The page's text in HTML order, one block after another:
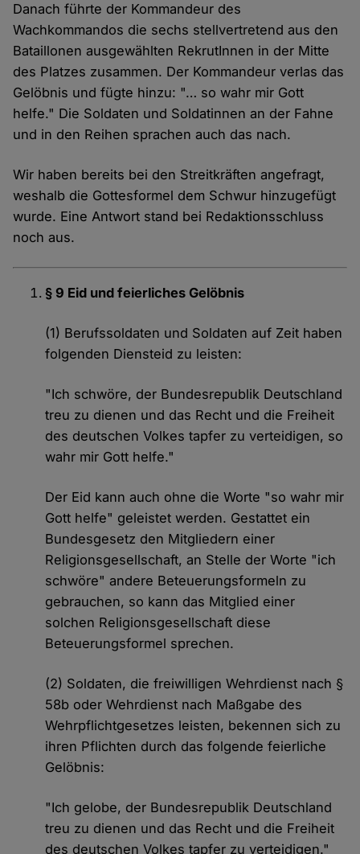
Danach führte der Kommandeur des
Wachkommandos die sechs stellvertretend aus den
Bataillonen ausgewählten RekrutInnen in der Mitte
des Platzes zusammen. Der Kommandeur verlas das
Gelöbnis und fügte hinzu: "… so wahr mir Gott
helfe." Die Soldaten und Soldatinnen an der Fahne
und in den Reihen sprachen auch das nach.
Wir haben bereits bei den Streitkräften angefragt,
weshalb die Gottesformel dem Schwur hinzugefügt
wurde. Eine Antwort stand bei Redaktionsschluss
noch aus.
§ 9 Eid und feierliches Gelöbnis
(1) Berufssoldaten und Soldaten auf Zeit haben
folgenden Diensteid zu leisten:
"Ich schwöre, der Bundesrepublik Deutschland
treu zu dienen und das Recht und die Freiheit
des deutschen Volkes tapfer zu verteidigen, so
wahr mir Gott helfe."
Der Eid kann auch ohne die Worte "so wahr mir
Gott helfe" geleistet werden. Gestattet ein
Bundesgesetz den Mitgliedern einer
Religionsgesellschaft, an Stelle der Worte "ich
schwöre" andere Beteuerungsformeln zu
gebrauchen, so kann das Mitglied einer
solchen Religionsgesellschaft diese
Beteuerungsformel sprechen.
(2) Soldaten, die freiwilligen Wehrdienst nach §
58b oder Wehrdienst nach Maßgabe des
Wehrpflichtgesetzes leisten, bekennen sich zu
ihren Pflichten durch das folgende feierliche
Gelöbnis:
"Ich gelobe, der Bundesrepublik Deutschland
treu zu dienen und das Recht und die Freiheit
des deutschen Volkes tapfer zu verteidigen."